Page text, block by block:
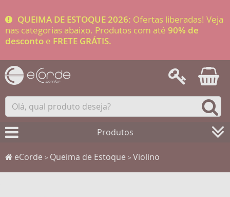
QUEIMA DE ESTOQUE 2026: Ofertas liberadas! Veja
nas categorias abaixo. Produtos com até 90% de
desconto e FRETE GRÁTIS.
Produtos
eCorde > Queima de Estoque > Violino